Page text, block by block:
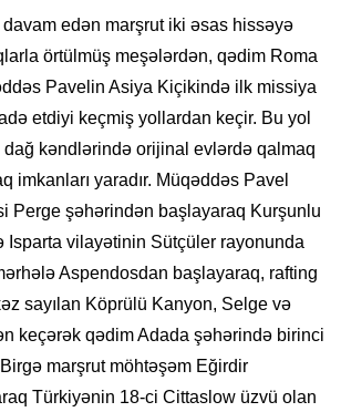
edən marşrut iki əsas hissəyə
örtülmüş meşələrdən, qədim Roma
Pavelin Asiya Kiçikində ilk missiya
etdiyi keçmiş yollardan keçir. Bu yol
kəndlərində orijinal evlərdə qalmaq
imkanları yaradır. Müqəddəs Pavel
Perge şəhərindən başlayaraq Kurşunlu
Isparta vilayətinin Sütçüler rayonunda
Aspendosdan başlayaraq, rafting
sayılan Köprülü Kanyon, Selge və
keçərək qədim Adada şəhərində birinci
marşrut möhtəşəm Eğirdir
Türkiyənin 18-ci Cittaslow üzvü olan